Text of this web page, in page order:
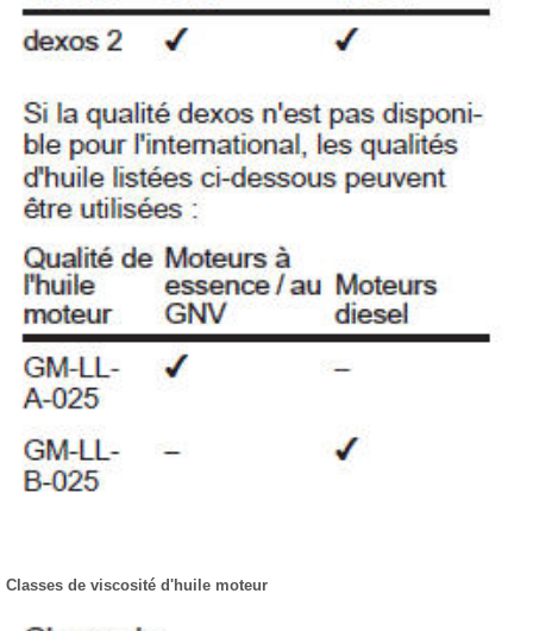
Classes de viscosité d'huile moteur